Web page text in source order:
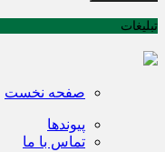
تبلیغات
صفحه نخست
پیوندها
تماس با ما